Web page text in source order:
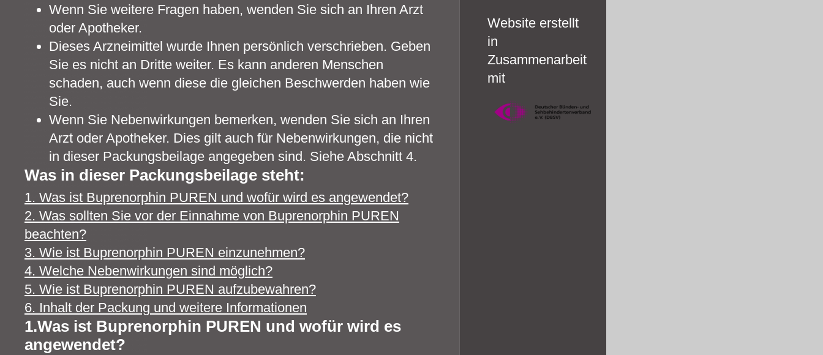
Wenn Sie weitere Fragen haben, wenden Sie sich an Ihren Arzt
oder Apotheker.
Dieses Arzneimittel wurde Ihnen persönlich verschrieben. Geben
Sie es nicht an Dritte weiter. Es kann anderen Menschen
schaden, auch wenn diese die gleichen Beschwerden haben wie
Sie.
Wenn Sie Nebenwirkungen bemerken, wenden Sie sich an Ihren
Arzt oder Apotheker. Dies gilt auch für Nebenwirkungen, die nicht
in dieser Packungsbeilage angegeben sind. Siehe Abschnitt 4.
Was in dieser Packungsbeilage steht:
1. Was ist Buprenorphin PUREN und wofür wird es angewendet?
2. Was sollten Sie vor der Einnahme von Buprenorphin PUREN
beachten?
3. Wie ist Buprenorphin PUREN einzunehmen?
4. Welche Nebenwirkungen sind möglich?
5. Wie ist Buprenorphin PUREN aufzubewahren?
6. Inhalt der Packung und weitere Informationen
1.Was ist Buprenorphin PUREN und wofür wird es
angewendet?
Website erstellt
in
Zusammenarbeit
mit